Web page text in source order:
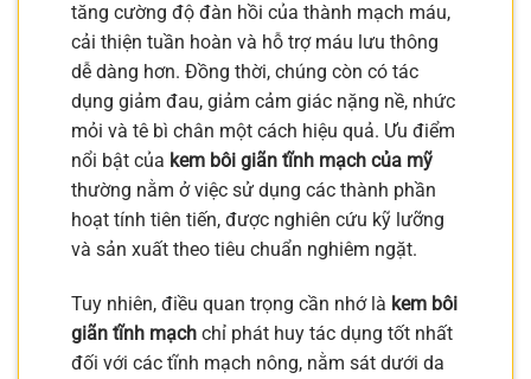
tăng cường độ đàn hồi của thành mạch máu,
cải thiện tuần hoàn và hỗ trợ máu lưu thông
dễ dàng hơn. Đồng thời, chúng còn có tác
dụng giảm đau, giảm cảm giác nặng nề, nhức
mỏi và tê bì chân một cách hiệu quả. Ưu điểm
nổi bật của kem bôi giãn tĩnh mạch của mỹ
thường nằm ở việc sử dụng các thành phần
hoạt tính tiên tiến, được nghiên cứu kỹ lưỡng
và sản xuất theo tiêu chuẩn nghiêm ngặt.
Tuy nhiên, điều quan trọng cần nhớ là kem bôi
giãn tĩnh mạch chỉ phát huy tác dụng tốt nhất
đối với các tĩnh mạch nông, nằm sát dưới da